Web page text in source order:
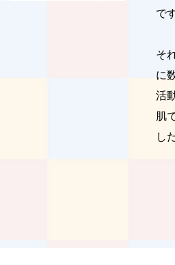
で
そ
に
活
肌
し